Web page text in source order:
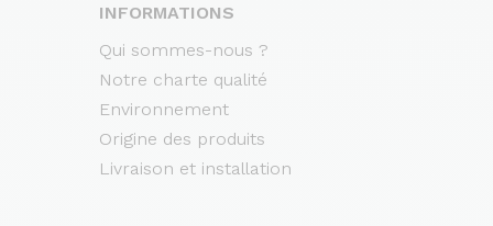
INFORMATIONS
Qui sommes-nous ?
Notre charte qualité
Environnement
Origine des produits
Livraison et installation